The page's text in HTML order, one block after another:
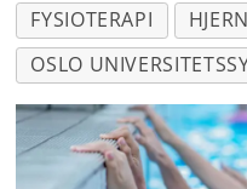
FYSIOTERAPI
OSLO